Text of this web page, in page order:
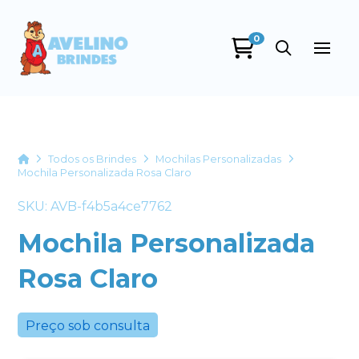
0
HomeTodos os Brindes
Mochilas Personalizadas
Mochila Personalizada Rosa Claro
SKU: AVB-f4b5a4ce7762
Mochila Personalizada
Rosa Claro
Preço sob consulta
+55